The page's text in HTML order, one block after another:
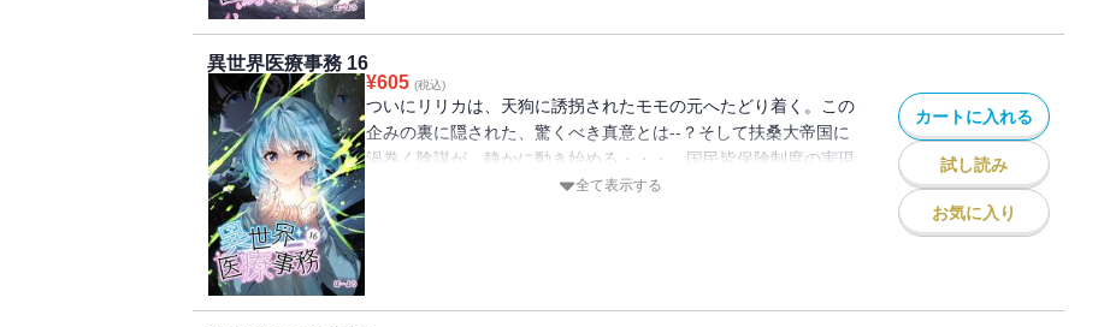
異世界医療事務 16
¥605 (税込)
ついにリリカは、天狗に誘拐されたモモの元へたどり着く。この
企みの裏に隠された、驚くべき真意とは--？そして扶桑大帝国に
渦巻く陰謀が、静かに動き始める・・・。国民皆保険制度の実現
を目指し、異世界を奔走してきたリリカ。だが、理想の陰には現
全て表示する
カートに入れる
試し読み
お気に入り